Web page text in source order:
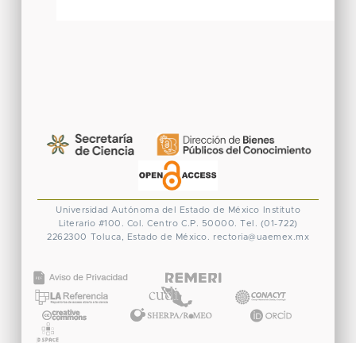
Universidad Autónoma del Estado de México
Instituto
Literario #100. Col. Centro C.P. 50000. Tel. (01-722)
2262300 Toluca, Estado de México. rectoria@uaemex.mx